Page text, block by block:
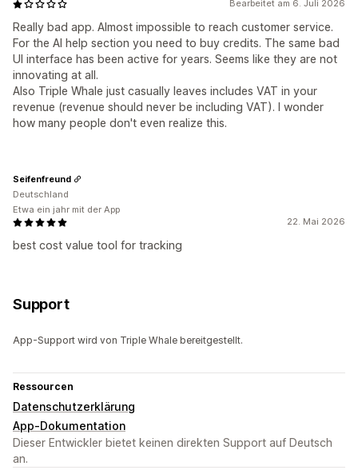
Bearbeitet am 6. Juli 2026
Really bad app. Almost impossible to reach customer service.
For the AI help section you need to buy credits. The same bad
UI interface has been active for years. Seems like they are not
innovating at all.
Also Triple Whale just casually leaves includes VAT in your
revenue (revenue should never be including VAT). I wonder
how many people don't even realize this.
22. Mai 2026
best cost value tool for tracking
Seifenfreund
Deutschland
Etwa ein jahr mit der App
Support
App-Support wird von Triple Whale bereitgestellt.
Ressourcen
Datenschutzerklärung
App-Dokumentation
Dieser Entwickler bietet keinen direkten Support auf Deutsch
an.